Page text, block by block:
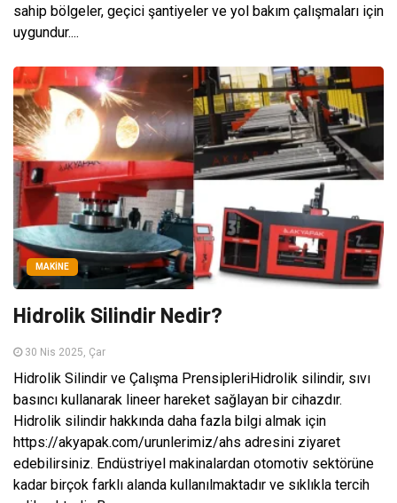
sahip bölgeler, geçici şantiyeler ve yol bakım çalışmaları için
uygundur....
MAKINE
Hidrolik Silindir Nedir?
30 Nis 2025, Çar
Hidrolik Silindir ve Çalışma PrensipleriHidrolik silindir, sıvı
basıncı kullanarak lineer hareket sağlayan bir cihazdır.
Hidrolik silindir hakkında daha fazla bilgi almak için
https://akyapak.com/urunlerimiz/ahs adresini ziyaret
edebilirsiniz. Endüstriyel makinalardan otomotiv sektörüne
kadar birçok farklı alanda kullanılmaktadır ve sıklıkla tercih